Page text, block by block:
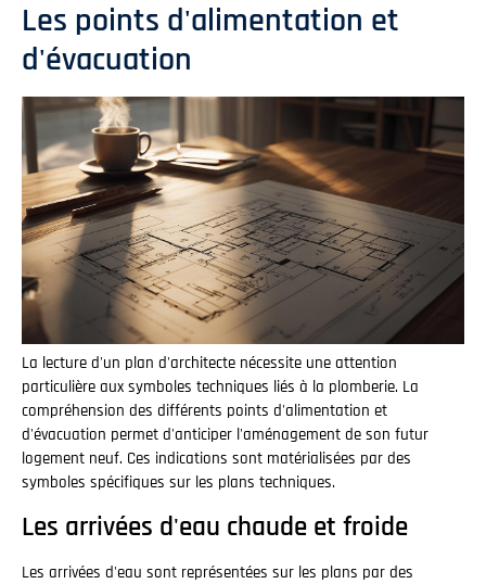
Les points d'alimentation et
d'évacuation
La lecture d'un plan d'architecte nécessite une attention
particulière aux symboles techniques liés à la plomberie. La
compréhension des différents points d'alimentation et
d'évacuation permet d'anticiper l'aménagement de son futur
logement neuf. Ces indications sont matérialisées par des
symboles spécifiques sur les plans techniques.
Les arrivées d'eau chaude et froide
Les arrivées d'eau sont représentées sur les plans par des